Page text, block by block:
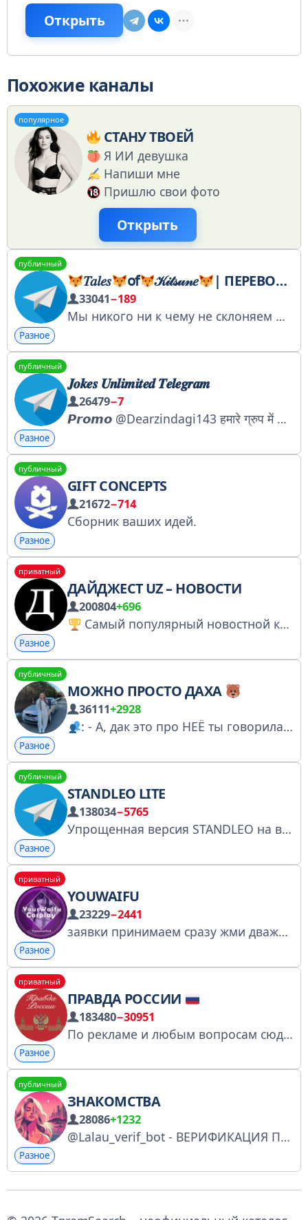
Открыть
Похожие каналы
популярное
СТАНУ ТВОЕЙ
Я ИИ девушка
Напиши мне
Пришлю свои фото
Открыть
публичный
𝑇𝑎𝑙𝑒𝑠 𝗈𝖿 𝒦𝒾𝓉𝓈𝓊𝓃𝑒 | ΠΕΡΕΒΟΔ ΜΑΗΧΒ
33041−189
Мы никого ни к чему не склоняем — кроме как к любви к лисам!
Разное
публичный
𝑱𝒐𝒌𝒆𝒔 𝑼𝒏𝒍𝒊𝒎𝒊𝒕𝒆𝒅 𝑻𝒆𝒍𝒆𝒈𝒓𝒂𝒎
26479−7
𝙋𝙧𝙤𝙢𝙤 @Dearzindagi143 हमारे ग्रुप में आइए यहां रोते हुए इंसान भी हंसाए जाते है जो नहीं रोते उनको पीटकर रुला के फिर हंसाया जाता है
Разное
публичный
GIFT CONCEPTS
21672−714
Сборник ваших идей.
Разное
приватный
ДАЙДЖЕСТ UZ – НОВОСТИ
200804+696
Самый популярный новостной канал Узбекистана на русском языке.
Разное
публичный
МОЖНО ПРОСТО ДАХА
36111+2928
: - А, дак это про НЕЁ ты говорила ? Instagram: menshhikh Tik-Tok : Можно просто Даха № 6756449497 Реклама/ Сотрудничество в личку @Dascha_Menshhikh 🩷
Разное
публичный
STANDLEO LITE
138034−5765
Упрощенная версия STANDLEO на версии 0.10.11 Оригинальная по 0.37.0 тут @th3le0tg Данный проект не претендует на владение материалами и создан исключительно в некоммерческих целях как фан-проект. made by @embresstg
Разное
приватный
YOUWAIFU
23229−2441
заявки принимаем сразу жми дважды строго 18+
Разное
приватный
ПРАВДА РОССИИ
183480−30951
По рекламе и любым вопросам сюда (владелец )
Разное
публичный
ЗНАКОМСТВА
28086+1232
@Lalau_verif_bot - ВЕРИФИКАЦИЯ Правила: https://telegra.ph/Pravila-lalau-12-18 @sponsori_moskva_bot - бот знакомств @Lalau_infox_bot - ссылки на нас! https://t.me/offlove_chatt Новый чат оффлов! По всем вопросам @W1sefox
Разное